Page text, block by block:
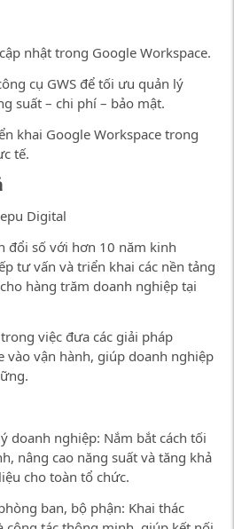
nhật trong Google Workspace.
cụ GWS để tối ưu quản lý
suất – chi phí – bảo mật.
khai Google Workspace trong
tế.
Digital
đổi số với hơn 10 năm kinh
tư vấn và triển khai các nền tảng
hàng trăm doanh nghiệp tại
việc đưa các giải pháp
vào vận hành, giúp doanh nghiệp
doanh nghiệp: Nắm bắt cách tối
nâng cao năng suất và tăng khả
cho toàn tổ chức.
ban, bộ phận: Khai thác